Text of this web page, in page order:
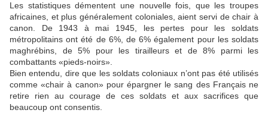
Les statistiques démentent une nouvelle fois, que les troupes
africaines, et plus généralement coloniales, aient servi de chair à
canon. De 1943 à mai 1945, les pertes pour les soldats
métropolitains ont été de 6%, de 6% également pour les soldats
maghrébins, de 5% pour les tirailleurs et de 8% parmi les
combattants «pieds-noirs».
Bien entendu, dire que les soldats coloniaux n’ont pas été utilisés
comme «chair à canon» pour épargner le sang des Français ne
retire rien au courage de ces soldats et aux sacrifices que
beaucoup ont consentis.